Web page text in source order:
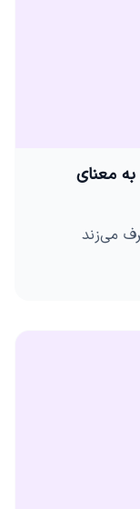
معنای
می‌زند